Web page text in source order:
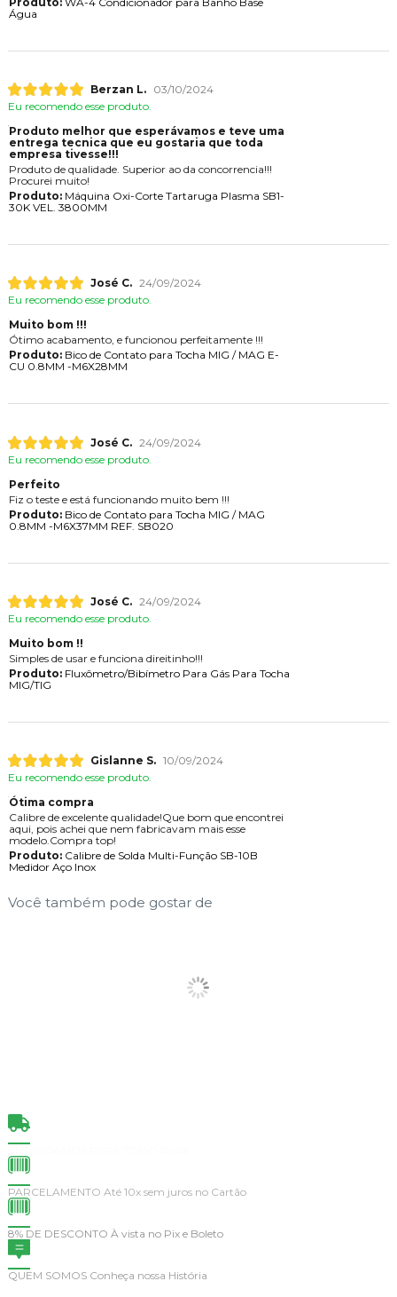
Água
Berzan L.
03/10/2024
Eu recomendo esse produto.
Produto melhor que esperávamos e teve uma
entrega tecnica que eu gostaria que toda
empresa tivesse!!!
Produto de qualidade. Superior ao da concorrencia!!!
Procurei muito!
Produto:Máquina Oxi-Corte Tartaruga Plasma SB1-
30K VEL. 3800MM
José C. 24/09/2024
Eu recomendo esse produto.
Muito bom !!!
Ótimo acabamento, e funcionou perfeitamente !!!
Produto:Bico de Contato para Tocha MIG / MAG E-
CU 0.8MM -M6X28MM
José C. 24/09/2024
Eu recomendo esse produto.
Perfeito
Fiz o teste e está funcionando muito bem !!!
Produto:Bico de Contato para Tocha MIG / MAG
0.8MM -M6X37MM REF. SB020
José C. 24/09/2024
Eu recomendo esse produto.
Muito bom !!
Simples de usar e funciona direitinho!!!
Produto:Fluxômetro/Bibímetro Para Gás Para Tocha
MIG/TIG
Gislanne S. 10/09/2024
Eu recomendo esse produto.
Ótima compra
Calibre de excelente qualidade!Que bom que encontrei
aqui, pois achei que nem fabricavam mais esse
modelo.Compra top!
Produto:Calibre de Solda Multi-Função SB-10B
Medidor Aço Inox
Você também pode gostar de